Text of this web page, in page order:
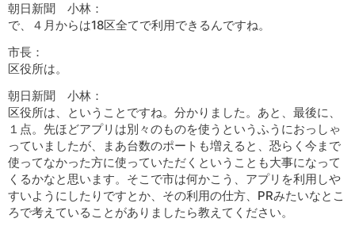
朝日新聞 小林：
で、４月からは18区全てで利用できるんですね。
市長：
区役所は。
朝日新聞 小林：
区役所は、ということですね。分かりました。あと、最後に、
１点。先ほどアプリは別々のものを使うというふうにおっしゃ
っていましたが、まあ台数のポートも増えると、恐らく今まで
使ってなかった方に使っていただくということも大事になって
くるかなと思います。そこで市は何かこう、アプリを利用しや
すいようにしたりですとか、その利用の仕方、PRみたいなとこ
ろで考えていることがありましたら教えてください。